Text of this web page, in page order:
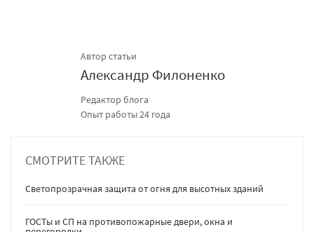
Автор статьи
Александр Филоненко
Редактор блога
Опыт работы 24 года
СМОТРИТЕ ТАКЖЕ
Светопрозрачная защита от огня для высотных зданий
ГОСТы и СП на противопожарные двери, окна и